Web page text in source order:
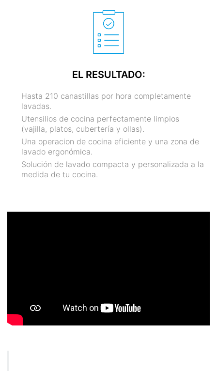
EL RESULTADO:
Hasta 210 canastillas por hora completamente
lavadas.
Utensilios de cocina perfectamente limpios
(vajilla, platos, cubertería y ollas).
Una operacion de cocina eficiente y una zona de
lavado ergonómica.
Solución de lavado compacta y personalizada a la
medida de tu cocina.